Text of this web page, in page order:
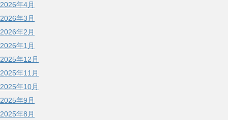
2026年4月
2026年3月
2026年2月
2026年1月
2025年12月
2025年11月
2025年10月
2025年9月
2025年8月